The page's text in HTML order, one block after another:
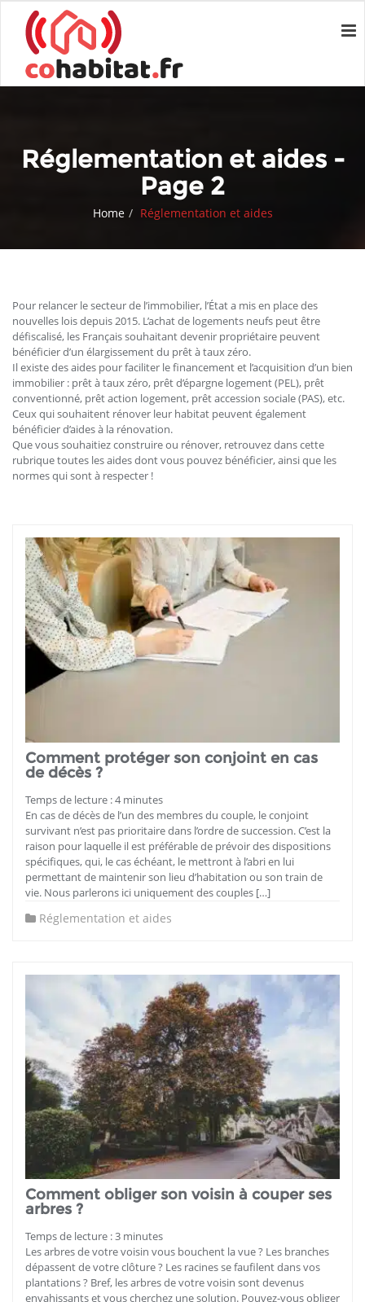
Réglementation et aides -
Page 2
Home Réglementation et aides
Pour relancer le secteur de l’immobilier, l’État a mis en place des
nouvelles lois depuis 2015. L’achat de logements neufs peut être
défiscalisé, les Français souhaitant devenir propriétaire peuvent
bénéficier d’un élargissement du prêt à taux zéro.
Il existe des aides pour faciliter le financement et l’acquisition d’un bien
immobilier : prêt à taux zéro, prêt d’épargne logement (PEL), prêt
conventionné, prêt action logement, prêt accession sociale (PAS), etc.
Ceux qui souhaitent rénover leur habitat peuvent également
bénéficier d’aides à la rénovation.
Que vous souhaitiez construire ou rénover, retrouvez dans cette
rubrique toutes les aides dont vous pouvez bénéficier, ainsi que les
normes qui sont à respecter !
Comment protéger son conjoint en cas
de décès ?
Temps de lecture :4 minutes
En cas de décès de l’un des membres du couple, le conjoint
survivant n’est pas prioritaire dans l’ordre de succession. C’est la
raison pour laquelle il est préférable de prévoir des dispositions
spécifiques, qui, le cas échéant, le mettront à l’abri en lui
permettant de maintenir son lieu d’habitation ou son train de
vie. Nous parlerons ici uniquement des couples […]
Réglementation et aides
Comment obliger son voisin à couper ses
arbres ?
Temps de lecture :3 minutes
Les arbres de votre voisin vous bouchent la vue ? Les branches
dépassent de votre clôture ? Les racines se faufilent dans vos
plantations ? Bref, les arbres de votre voisin sont devenus
envahissants et vous cherchez une solution. Pouvez-vous obliger